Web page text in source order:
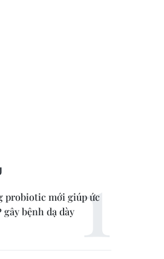
probiotic mới giúp ức
bệnh dạ dày